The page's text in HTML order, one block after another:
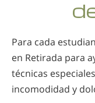
Para cada
en Retirada para
técnicas
incomodidad y